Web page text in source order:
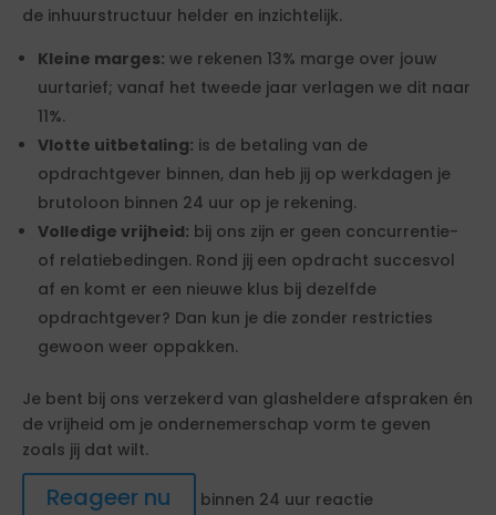
de inhuurstructuur helder en inzichtelijk.
Kleine marges: we rekenen 13% marge over jouw
uurtarief; vanaf het tweede jaar verlagen we dit naar
11%.
Vlotte uitbetaling: is de betaling van de
opdrachtgever binnen, dan heb jij op werkdagen je
brutoloon binnen 24 uur op je rekening.
Volledige vrijheid: bij ons zijn er geen concurrentie-
of relatiebedingen. Rond jij een opdracht succesvol
af en komt er een nieuwe klus bij dezelfde
opdrachtgever? Dan kun je die zonder restricties
gewoon weer oppakken.
Je bent bij ons verzekerd van glasheldere afspraken én
de vrijheid om je ondernemerschap vorm te geven
zoals jij dat wilt.
Reageer nu
binnen 24 uur reactie